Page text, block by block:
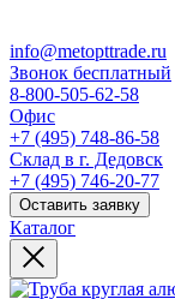
info@metopttrade.ru
Звонок бесплатный
8-800-505-62-58
Офис
+7 (495) 748-86-58
Склад в г. Дедовск
+7 (495) 746-20-77
Оставить заявку
Каталог